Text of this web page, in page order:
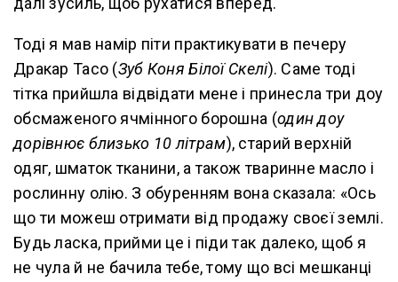
Тоді я мав намір піти практикувати в печеру
Дракар Тасо (Зуб Коня Білої Скелі). Саме тоді
тітка прийшла відвідати мене і принесла три доу
обсмаженого ячмінного борошна (один доу
дорівнює близько 10 літрам), старий верхній
одяг, шматок тканини, а також тваринне масло і
рослинну олію. З обуренням вона сказала: «Ось
що ти можеш отримати від продажу своєї землі.
Будь ласка, прийми це і піди так далеко, щоб я
не чула й не бачила тебе, тому що всі мешканці